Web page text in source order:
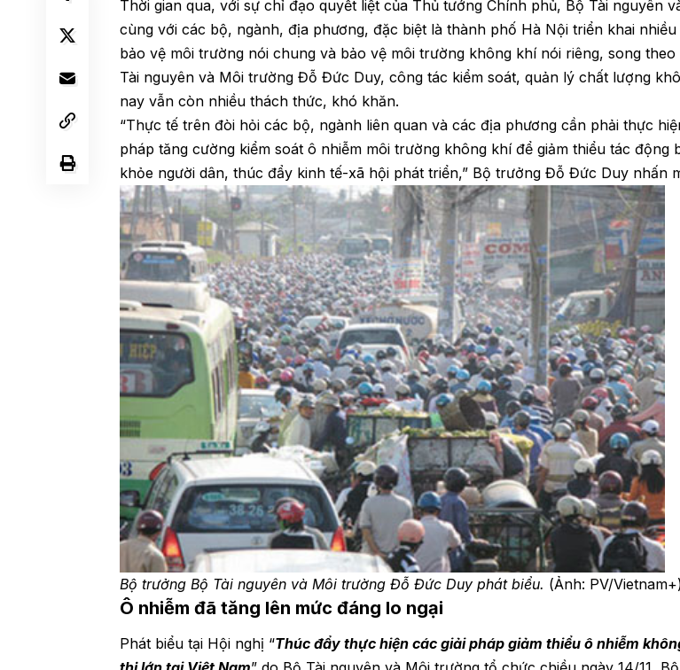
Thời gian qua, với sự chỉ đạo quyết liệt của Thủ tướng Chính phủ, Bộ Tài nguyên
cùng với các bộ, ngành, địa phương, đặc biệt là thành phố Hà Nội triển khai
bảo vệ môi trường nói chung và bảo vệ môi trường không khí nói riêng, song
Tài nguyên và Môi trường Đỗ Đức Duy, công tác kiểm soát, quản lý chất lượng
nay vẫn còn nhiều thách thức, khó khăn.
“Thực tế trên đòi hỏi các bộ, ngành liên quan và các địa phương cần phải thực
pháp tăng cường kiểm soát ô nhiễm môi trường không khí để giảm thiểu tác động
khỏe người dân, thúc đẩy kinh tế-xã hội phát triển,” Bộ trưởng Đỗ Đức Duy nhấn
Bộ trưởng Bộ Tài nguyên và Môi trường Đỗ Đức Duy phát biểu. (Ảnh: PV/
Ô nhiễm đã tăng lên mức đáng lo ngại
Phát biểu tại Hội nghị “Thúc đẩy thực hiện các giải pháp giảm thiểu ô nhiễm